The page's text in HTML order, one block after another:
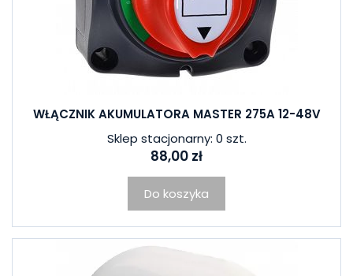
WŁĄCZNIK AKUMULATORA MASTER 275A 12-48V
Sklep stacjonarny: 0 szt.
88,00 zł
Do koszyka